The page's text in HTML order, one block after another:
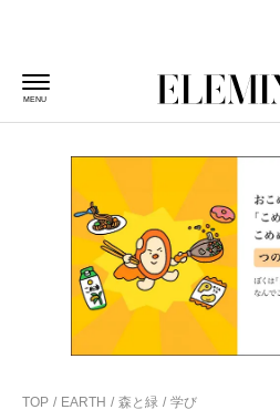
MENU
TOP EARTH 森と緑 学び